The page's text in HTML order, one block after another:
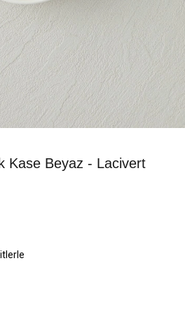
Kase Beyaz - Lacivert